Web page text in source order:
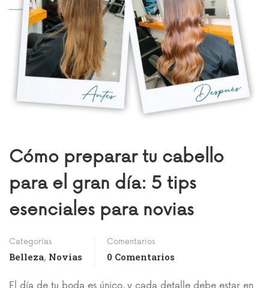
Cómo preparar tu cabello
para el gran día: 5 tips
esenciales para novias
Categorías
Belleza, Novias
Comentarios
0 Comentarios